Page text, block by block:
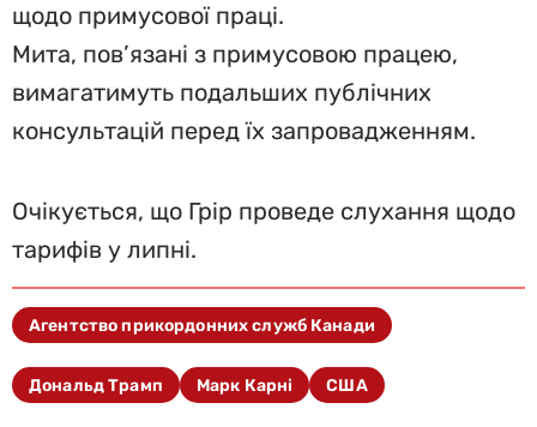
щодо примусової праці.
Мита, пов’язані з примусовою працею,
вимагатимуть подальших публічних
консультацій перед їх запровадженням.
Очікується, що Грір проведе слухання щодо
тарифів у липні.
Агентство прикордонних служб Канади
Дональд Трамп Марк Карні США